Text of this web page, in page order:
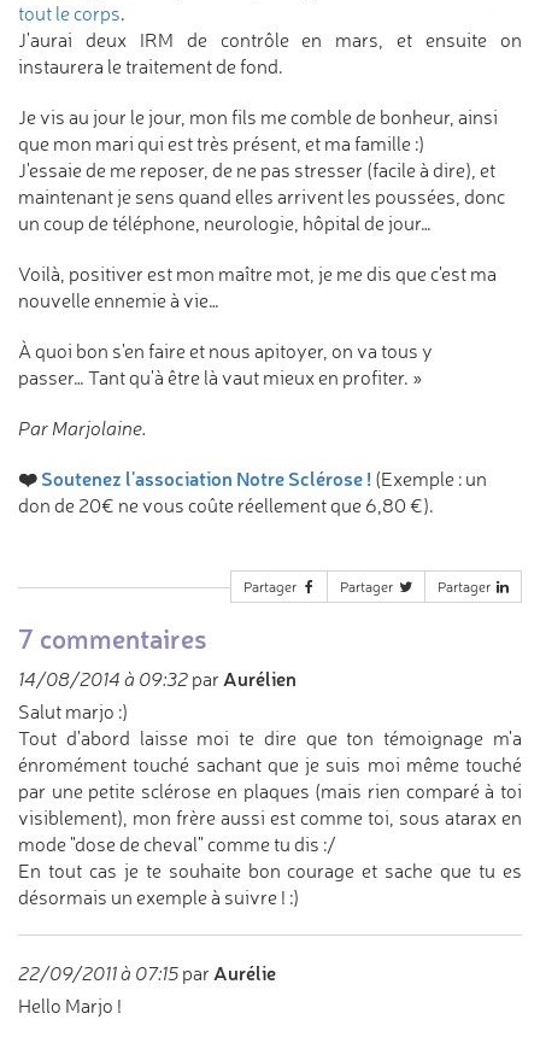
tout le corps.
J'aurai deux IRM de contrôle en mars, et ensuite on
instaurera le traitement de fond.
Je vis au jour le jour, mon fils me comble de bonheur, ainsi
que mon mari qui est très présent, et ma famille :)
J'essaie de me reposer, de ne pas stresser (facile à dire), et
maintenant je sens quand elles arrivent les poussées, donc
un coup de téléphone, neurologie, hôpital de jour…
Voilà, positiver est mon maître mot, je me dis que c'est ma
nouvelle ennemie à vie…
À quoi bon s'en faire et nous apitoyer, on va tous y
passer… Tant qu'à être là vaut mieux en profiter. »
Par Marjolaine.
❤️Soutenez l'association Notre Sclérose ! (Exemple : un
don de 20€ ne vous coûte réellement que 6,80 €).
Partager Partager Partager
7 commentaires
14/08/2014 à 09:32 par Aurélien
Salut marjo :)
Tout d'abord laisse moi te dire que ton témoignage m'a
énromément touché sachant que je suis moi même touché
par une petite sclérose en plaques (mais rien comparé à toi
visiblement), mon frère aussi est comme toi, sous atarax en
mode "dose de cheval" comme tu dis :/
En tout cas je te souhaite bon courage et sache que tu es
désormais un exemple à suivre ! :)
22/09/2011 à 07:15 par Aurélie
Hello Marjo !